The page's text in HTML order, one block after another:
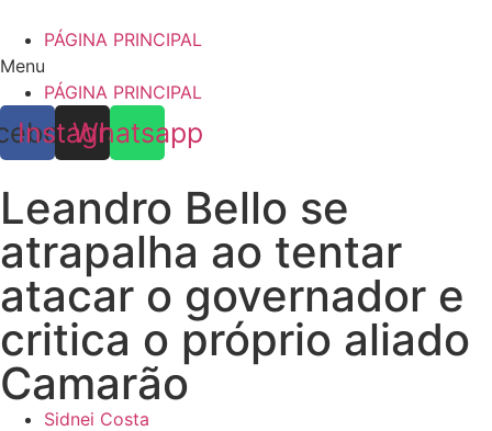
content
PÁGINA PRINCIPAL
Menu
PÁGINA PRINCIPAL
Instagram
Whatsapp
Leandro Bello se
atrapalha ao tentar
atacar o governador e
critica o próprio aliado
Camarão
Sidnei Costa